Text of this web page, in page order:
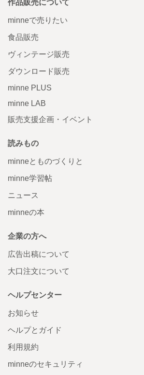
作品販売について
minneで売りたい
食品販売
ヴィンテージ販売
ダウンロード販売
minne PLUS
minne LAB
販売支援企画・イベント
読みもの
minneとものづくりと
minne学習帖
ニュース
minneの本
企業の方へ
広告出稿について
大口注文について
ヘルプセンター
お知らせ
ヘルプとガイド
利用規約
minneのセキュリティ